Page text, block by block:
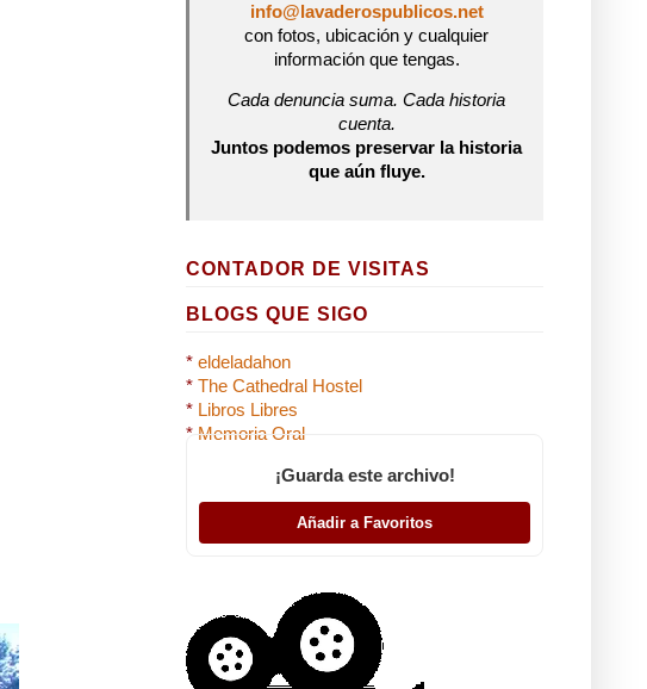
info@lavaderospublicos.net
con fotos, ubicación y cualquier
información que tengas.
Cada denuncia suma. Cada historia
cuenta.
Juntos podemos preservar la historia
que aún fluye.
CONTADOR DE VISITAS
BLOGS QUE SIGO
* eldeladahon
* The Cathedral Hostel
* Libros Libres
* Memoria Oral
¡Guarda este archivo!
Añadir a Favoritos